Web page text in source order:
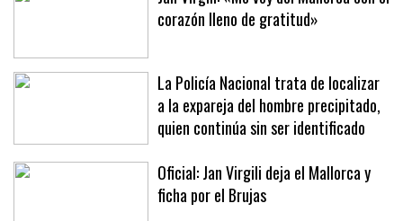
Jan Virgili: «Me voy del Mallorca con el
La Policía Nacional trata de localizar
a la expareja del hombre precipitado,
quien continúa sin ser identificado
Oficial: Jan Virgili deja el Mallorca y